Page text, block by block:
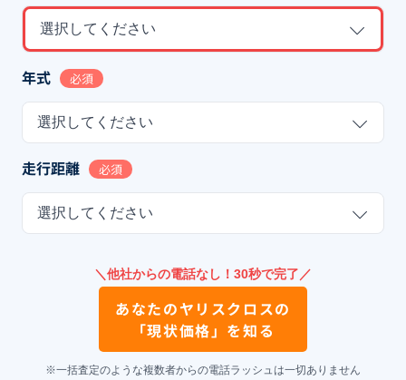
選択してください
年式 必須
選択してください
走行距離 必須
選択してください
＼他社からの電話なし！30秒で完了／
あなたのヤリスクロスの
「現状価格」を知る
※一括査定のような複数者からの電話ラッシュは一切ありません